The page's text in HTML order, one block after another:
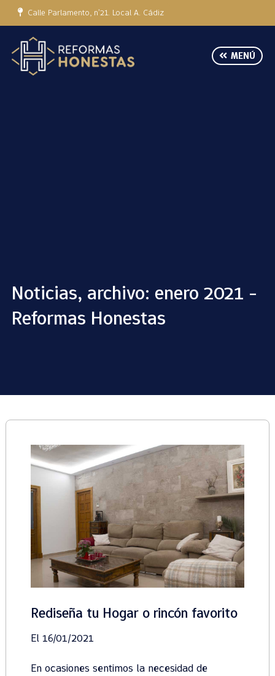
Calle Parlamento, nº21. Local A. Cádiz
MENÚ
Noticias, archivo: enero 2021 -
Reformas Honestas
Rediseña tu Hogar o rincón favorito
El 16/01/2021
En ocasiones sentimos la necesidad de